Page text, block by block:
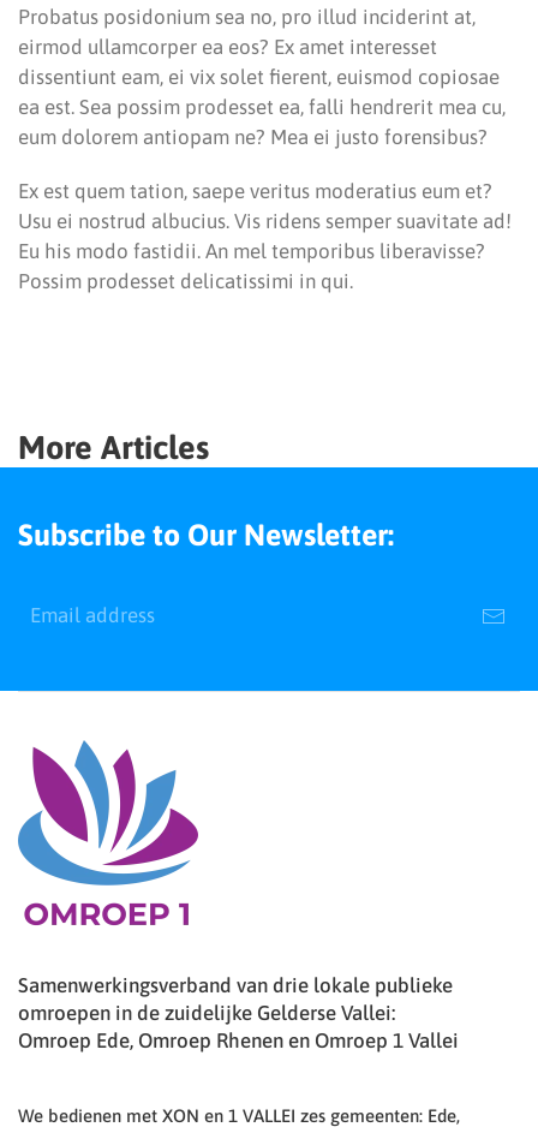
Probatus posidonium sea no, pro illud inciderint at,
eirmod ullamcorper ea eos? Ex amet interesset
dissentiunt eam, ei vix solet fierent, euismod copiosae
ea est. Sea possim prodesset ea, falli hendrerit mea cu,
eum dolorem antiopam ne? Mea ei justo forensibus?
Ex est quem tation, saepe veritus moderatius eum et?
Usu ei nostrud albucius. Vis ridens semper suavitate ad!
Eu his modo fastidii. An mel temporibus liberavisse?
Possim prodesset delicatissimi in qui.
More Articles
Subscribe to Our Newsletter:
Samenwerkingsverband van drie lokale publieke
omroepen in de zuidelijke Gelderse Vallei:
Omroep Ede, Omroep Rhenen en Omroep 1 Vallei
We bedienen met XON en 1 VALLEI zes gemeenten: Ede,